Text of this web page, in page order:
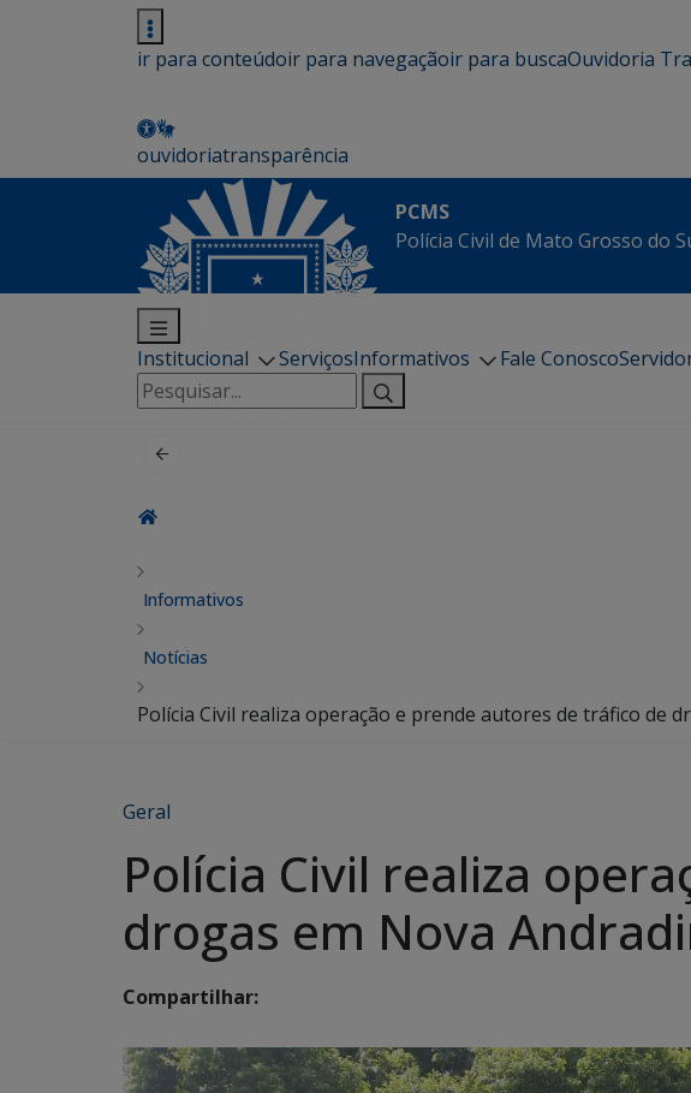
ir para conteúdoir para navegaçãoir para buscaOuvidoria
ouvidoriatransparência
PCMS
Polícia Civil de Mato Grosso do
Institucional ServiçosInformativos Fale Conosco
Pesquisar
por:
Informativos
Notícias
Polícia Civil realiza operação e prende autores de tráfico de
Geral
Polícia Civil realiza
drogas em Nova
Compartilhar: